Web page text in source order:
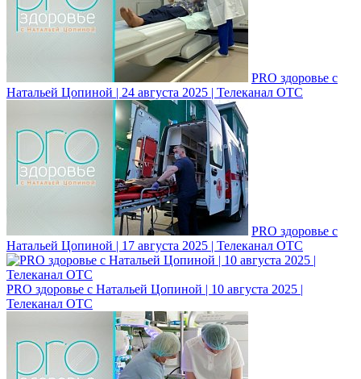
PRO здоровье с
Натальей Цопиной | 24 августа 2025 | Телеканал ОТС
PRO здоровье с
Натальей Цопиной | 17 августа 2025 | Телеканал ОТС
PRO здоровье с Натальей Цопиной | 10 августа 2025 |
Телеканал ОТС